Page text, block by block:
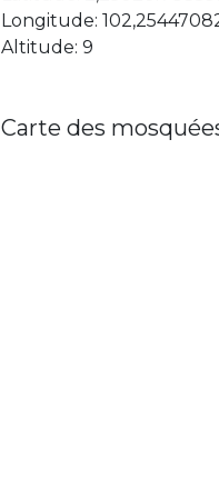
Longitude:
Altitude: 9
Carte des